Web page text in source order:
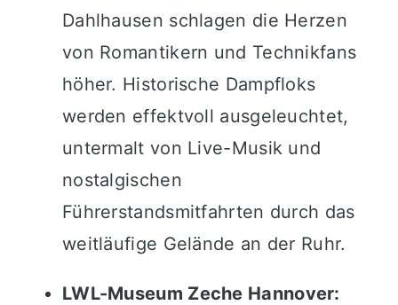
Dahlhausen schlagen die Herzen
von Romantikern und Technikfans
höher. Historische Dampfloks
werden effektvoll ausgeleuchtet,
untermalt von Live-Musik und
nostalgischen
Führerstandsmitfahrten durch das
weitläufige Gelände an der Ruhr.
LWL-Museum Zeche Hannover: